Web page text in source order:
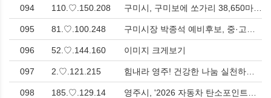
094 110.♡.150.208
095 81.♡.100.248
096 52.♡.144.160 이미지 크게보기
097 2.♡.121.215
098 185.♡.129.14